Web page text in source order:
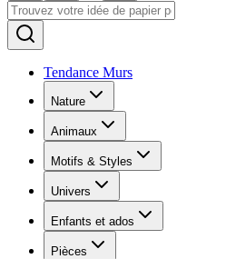
Tendance Murs
Nature
Animaux
Motifs & Styles
Univers
Enfants et ados
Pièces